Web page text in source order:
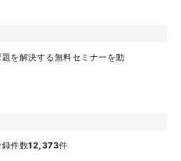
を解決する無料セミナーを動
件数12,373件